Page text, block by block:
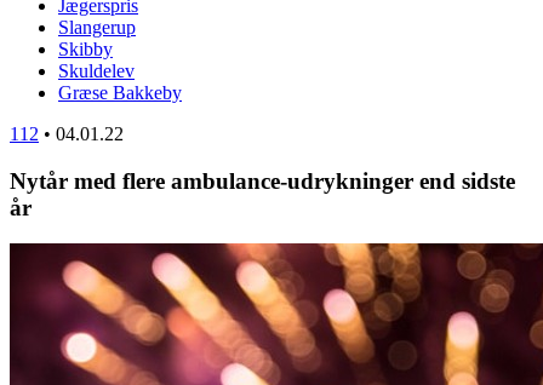
Jægerspris
Slangerup
Skibby
Skuldelev
Græse Bakkeby
112 • 04.01.22
Nytår med flere ambulance-udrykninger end sidste
år